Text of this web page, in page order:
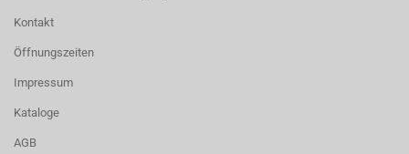
Kontakt
Öffnungszeiten
Impressum
Kataloge
AGB